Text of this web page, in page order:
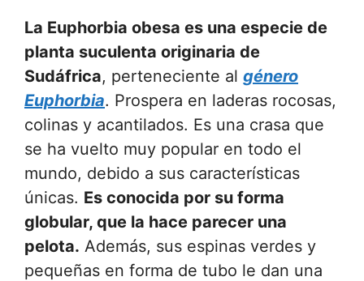
La Euphorbia obesa es una especie de
planta suculenta originaria de
Sudáfrica, perteneciente al género
Euphorbia. Prospera en laderas rocosas,
colinas y acantilados. Es una crasa que
se ha vuelto muy popular en todo el
mundo, debido a sus características
únicas. Es conocida por su forma
globular, que la hace parecer una
pelota. Además, sus espinas verdes y
pequeñas en forma de tubo le dan una